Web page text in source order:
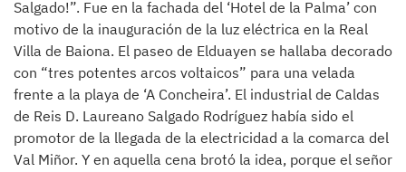
Salgado!”. Fue en la fachada del ‘Hotel de la Palma’ con
motivo de la inauguración de la luz eléctrica en la Real
Villa de Baiona. El paseo de Elduayen se hallaba decorado
con “tres potentes arcos voltaicos” para una velada
frente a la playa de ‘A Concheira’. El industrial de Caldas
de Reis D. Laureano Salgado Rodríguez había sido el
promotor de la llegada de la electricidad a la comarca del
Val Miñor. Y en aquella cena brotó la idea, porque el señor